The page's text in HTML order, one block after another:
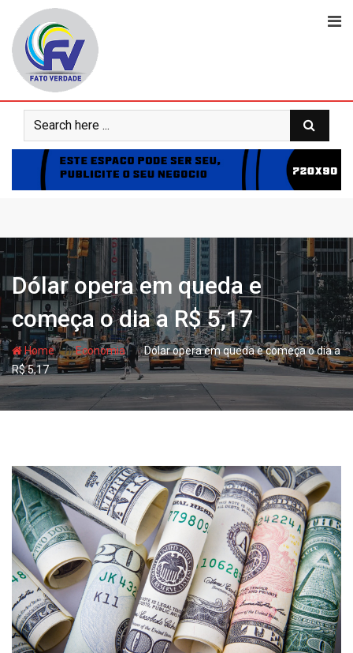
content
Dólar opera em queda e
começa o dia a R$ 5,17
Home- hjEconomia- hjDólar opera em queda e começa o dia a
R$ 5,17